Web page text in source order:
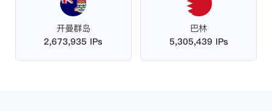
开曼群岛
2,673,935 IPs
巴林
5,305,439 IPs